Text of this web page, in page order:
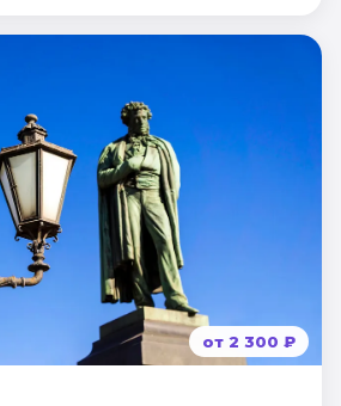
от 2 300 ₽